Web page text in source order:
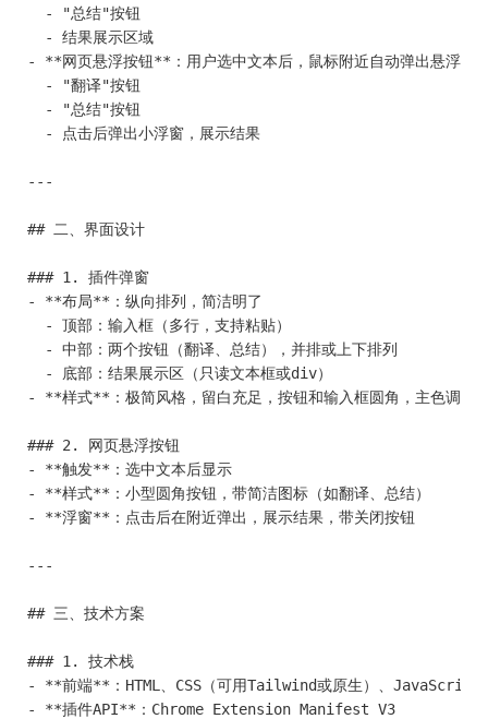
  - "总结"按钮
  - 结果展示区域
- **网页悬浮按钮**：用户选中文本后，鼠标附近自动弹出悬浮操
  - "翻译"按钮
  - "总结"按钮
  - 点击后弹出小浮窗，展示结果
---
## 二、界面设计
### 1. 插件弹窗
- **布局**：纵向排列，简洁明了
  - 顶部：输入框（多行，支持粘贴）
  - 中部：两个按钮（翻译、总结），并排或上下排列
  - 底部：结果展示区（只读文本框或div）
- **样式**：极简风格，留白充足，按钮和输入框圆角，主色调可
### 2. 网页悬浮按钮
- **触发**：选中文本后显示
- **样式**：小型圆角按钮，带简洁图标（如翻译、总结）
- **浮窗**：点击后在附近弹出，展示结果，带关闭按钮
---
## 三、技术方案
### 1. 技术栈
- **前端**：HTML、CSS（可用Tailwind或原生）、
- **插件API**：Chrome Extension Manifest V3